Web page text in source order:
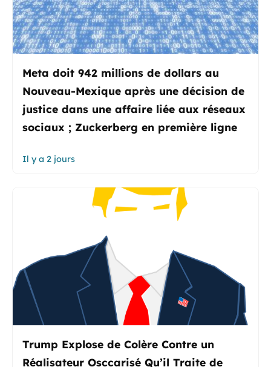
Meta doit 942 millions de dollars au
Nouveau-Mexique après une décision de
justice dans une affaire liée aux réseaux
sociaux ; Zuckerberg en première ligne
Il y a 2 jours
Trump Explose de Colère Contre un
Réalisateur Osccarisé Qu’il Traite de